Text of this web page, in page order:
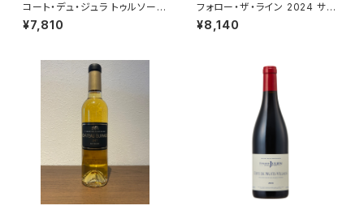
コート・デュ・ジュラ トゥルソー
ド・ラ・ヴァレ 2024 クールベ 赤
ワイン ジュラ フランス 750ml
¥7,810
フォロー・ザ・ライン 2024 サヴ
ェージ 赤ワイン 南アフリカ サン
ソー 750ml
¥8,140